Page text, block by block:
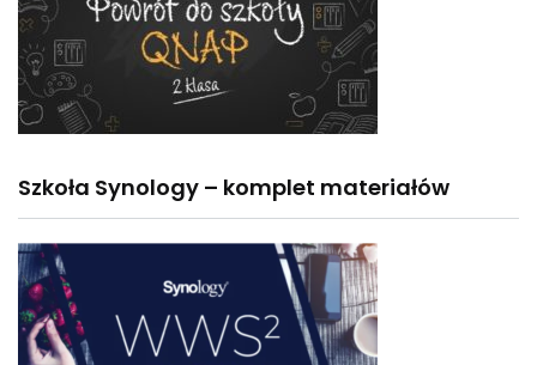
Szkoła Synology – komplet materiałów